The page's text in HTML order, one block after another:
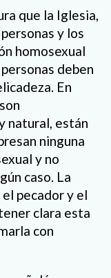
que la Iglesia,
y los
homosexual
deben
En
natural, están
ninguna
y no
caso. La
pecador y el
clara esta
con